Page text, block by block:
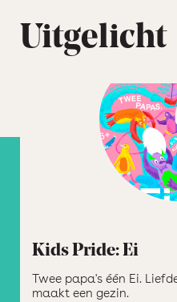
Uitgelicht
Kids Pride: Ei
Twee papa's één Ei.
maakt een gezin.